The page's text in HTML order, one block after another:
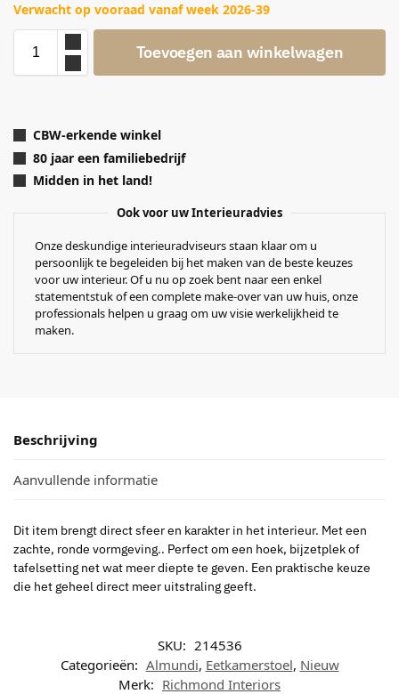
Verwacht op vooraad vanaf week 2026-39
Toevoegen aan winkelwagen
CBW-erkende winkel
80 jaar een familiebedrijf
Midden in het land!
Ook voor uw Interieuradvies
Onze deskundige interieuradviseurs staan klaar om u
persoonlijk te begeleiden bij het maken van de beste keuzes
voor uw interieur. Of u nu op zoek bent naar een enkel
statementstuk of een complete make-over van uw huis, onze
professionals helpen u graag om uw visie werkelijkheid te
maken.
Beschrijving
Aanvullende informatie
Dit item brengt direct sfeer en karakter in het interieur. Met een
zachte, ronde vormgeving.. Perfect om een hoek, bijzetplek of
tafelsetting net wat meer diepte te geven. Een praktische keuze
die het geheel direct meer uitstraling geeft.
SKU: 214536
Categorieën: Almundi, Eetkamerstoel, Nieuw
Merk: Richmond Interiors